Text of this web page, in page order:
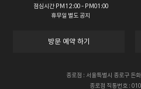
점심시간 PM12:00 - PM01:00
휴무일 별도 공지
방문 예약 하기
종로점 : 서울특별시 종로구 돈
종로점 직통번호 :